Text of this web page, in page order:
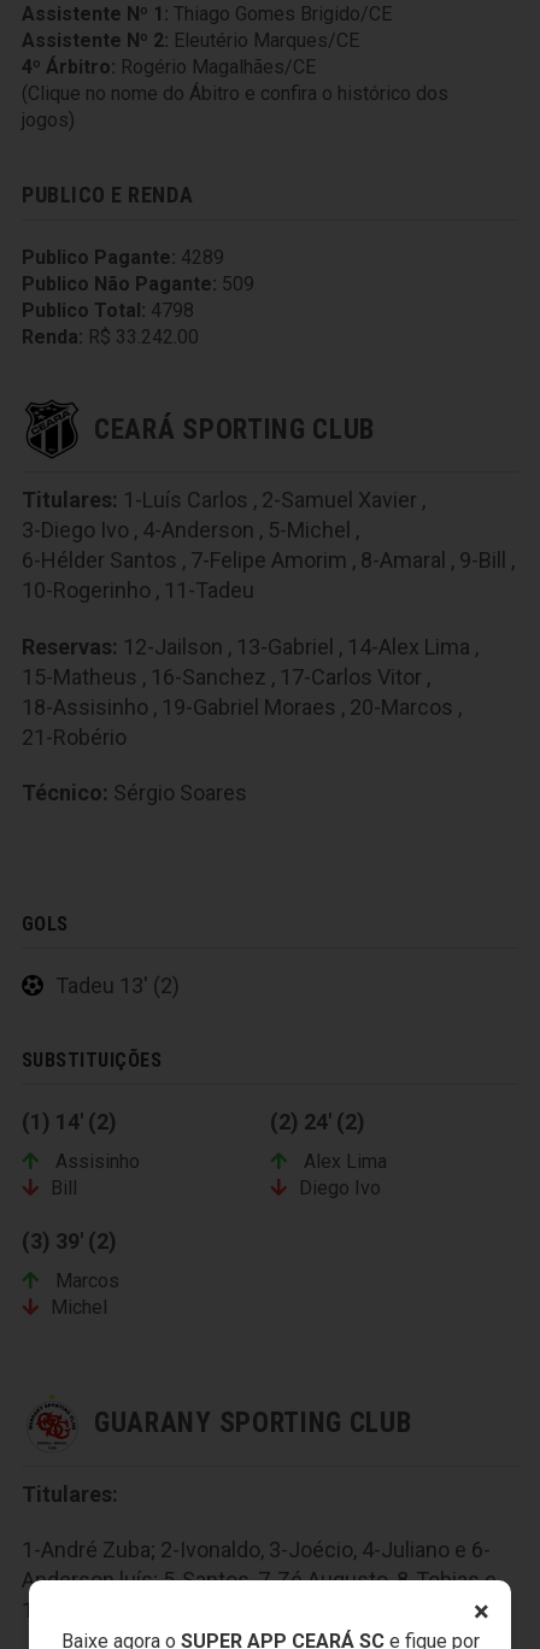
×
Baixe agora o SUPER APP CEARÁ SCe fique por
Assistente Nº 1: Thiago Gomes Brigido/CE
Assistente Nº 2: Eleutério Marques/CE
4º Árbitro: Rogério Magalhães/CE
(Clique no nome do Ábitro e confira o histórico dos
jogos)
PUBLICO E RENDA
Publico Pagante: 4289
Publico Não Pagante: 509
Publico Total: 4798
Renda: R$ 33.242.00
CEARÁ SPORTING CLUB
Titulares: 1-Luís Carlos , 2-Samuel Xavier ,
3-Diego Ivo , 4-Anderson , 5-Michel ,
6-Hélder Santos , 7-Felipe Amorim , 8-Amaral , 9-Bill
,
10-Rogerinho , 11-Tadeu
Reservas: 12-Jailson , 13-Gabriel , 14-Alex Lima ,
15-Matheus , 16-Sanchez , 17-Carlos Vitor ,
18-Assisinho , 19-Gabriel Moraes , 20-Marcos ,
21-Robério
Técnico: Sérgio Soares
GOLS
Tadeu 13' (2)
SUBSTITUIÇÕES
(1) 14' (2)
Assisinho
Bill
(2) 24' (2)
Alex Lima
Diego Ivo
(3) 39' (2)
Marcos
Michel
GUARANY SPORTING CLUB
Titulares:
1-André Zuba; 2-Ivonaldo, 3-Joécio, 4-Juliano e 6-
Anderson luís; 5-Santos, 7-Zé Augusto, 8-Tobias e
10-Diego Torres; 9-Reinaldo e 11-Gugu.